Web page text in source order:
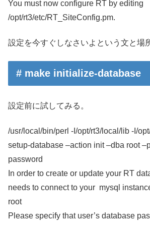
You must now configure RT by editing
/opt/rt3/etc/RT_SiteConfig.pm.
設定を今すぐしなさいよという文と場
# make initialize-database
設定前に試してみる。
/usr/local/bin/perl -I/opt/rt3/local/lib -I/
setup-database –action init –dba root
password
In order to create or update your RT
needs to connect to your mysql
root
Please specify that user’s database